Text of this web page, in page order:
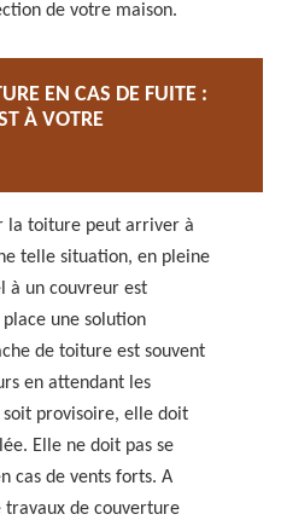
de votre maison.
EN CAS DE FUITE :
À VOTRE
la toiture peut arriver à
telle situation, en pleine
à un couvreur est
une solution
de toiture est souvent
en attendant les
provisoire, elle doit
Elle ne doit pas se
cas de vents forts. A
travaux de couverture